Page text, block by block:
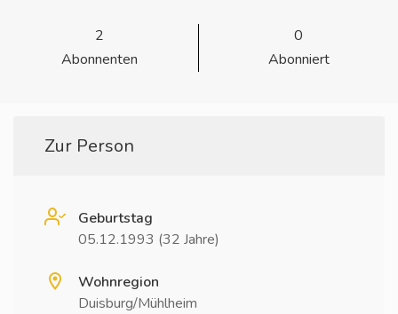
2
Abonnenten
0
Abonniert
Zur Person
Geburtstag
05.12.1993 (32 Jahre)
Wohnregion
Duisburg/Mühlheim